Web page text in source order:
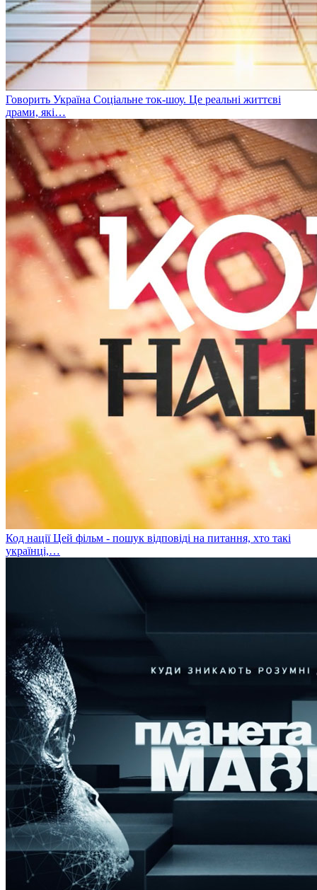
Говорить Україна Соціальне ток-шоу. Це реальні життєві
драми, які…
Код нації Цей фільм - пошук відповіді на питання, хто такі
українці,…